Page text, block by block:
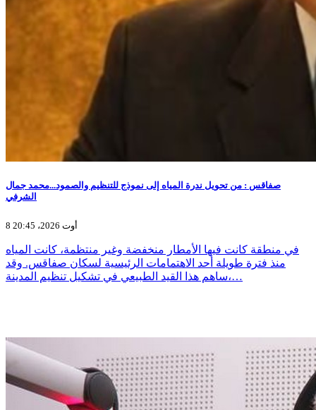
صفاقس : من تحويل ندرة المياه إلى نموذج للتنظيم والصمود...محمد جمال
الشرفي
8 أوت 2026، 20:45
في منطقة كانت فيها الأمطار منخفضة وغير منتظمة، كانت المياه
منذ فترة طويلة أحد الاهتمامات الرئيسية لسكان صفاقس. وقد
ساهم هذا القيد الطبيعي في تشكيل تنظيم المدينة،…